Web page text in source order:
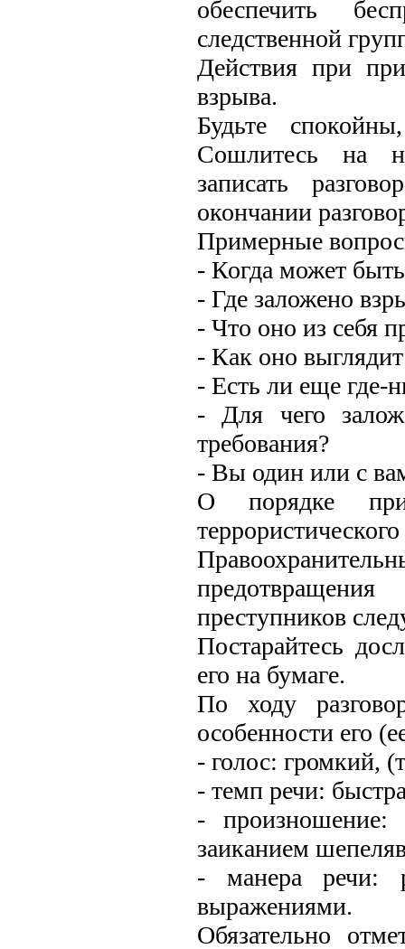
обеспечить
следственной
Действия при
взрыва.
Будьте
Сошлитесь на
записать
окончании
Примерные
- Когда может
- Где заложено
- Что оно из себя
- Как оно
- Есть ли еще где-
- Для чего
требования?
- Вы один или с
О порядке
преступников
Постарайтесь
его на бумаге.
По ходу
особенности его
- голос: громкий,
- темп речи:
- произношение:
заиканием
- манера речи:
выражениями.
Обязательно